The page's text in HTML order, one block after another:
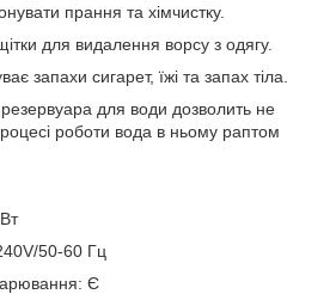
прання та хімчистку.
для видалення ворсу з одягу.
запахи сигарет, їжі та запах тіла.
резервуара для води дозволить не
роботи вода в ньому раптом
50-60 Гц
Є